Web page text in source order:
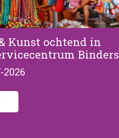
Kunst ochtend in
Binders
2026